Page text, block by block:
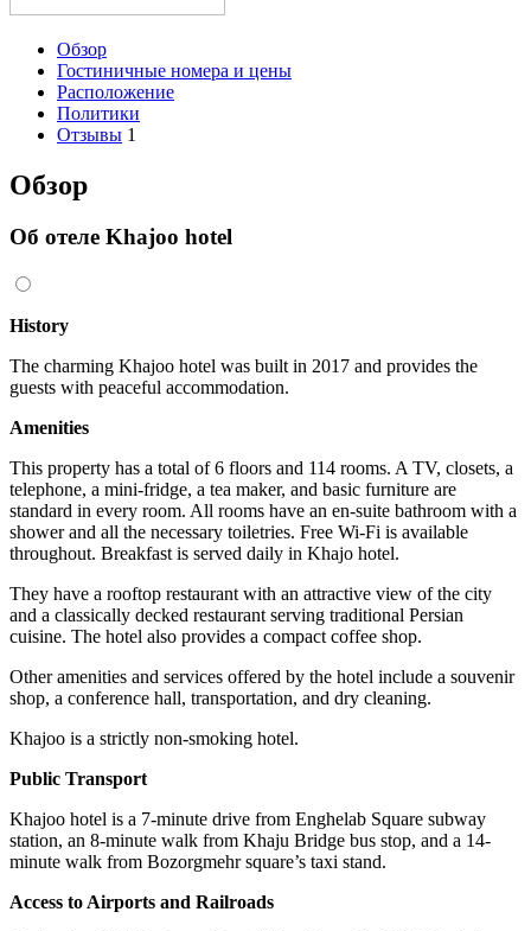
Обзор
Гостиничные номера и цены
Расположение
Политики
Отзывы 1
Обзор
Об отеле Khajoo hotel
History
The charming Khajoo hotel was built in 2017 and provides the
guests with peaceful accommodation.
Amenities
This property has a total of 6 floors and 114 rooms. A TV, closets, a
telephone, a mini-fridge, a tea maker, and basic furniture are
standard in every room. All rooms have an en-suite bathroom with a
shower and all the necessary toiletries. Free Wi-Fi is available
throughout. Breakfast is served daily in Khajo hotel.
They have a rooftop restaurant with an attractive view of the city
and a classically decked restaurant serving traditional Persian
cuisine. The hotel also provides a compact coffee shop.
Other amenities and services offered by the hotel include a souvenir
shop, a conference hall, transportation, and dry cleaning.
Khajoo is a strictly non-smoking hotel.
Public Transport
Khajoo hotel is a 7-minute drive from Enghelab Square subway
station, an 8-minute walk from Khaju Bridge bus stop, and a 14-
minute walk from Bozorgmehr square’s taxi stand.
Access to Airports and Railroads